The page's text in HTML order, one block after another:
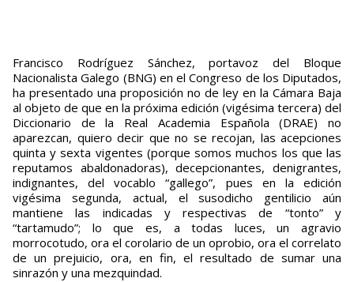
Francisco Rodríguez Sánchez, portavoz del Bloque
Nacionalista Galego (BNG) en el Congreso de los Diputados,
ha presentado una proposición no de ley en la Cámara Baja
al objeto de que en la próxima edición (vigésima tercera) del
Diccionario de la Real Academia Española (DRAE) no
aparezcan, quiero decir que no se recojan, las acepciones
quinta y sexta vigentes (porque somos muchos los que las
reputamos abaldonadoras), decepcionantes, denigrantes,
indignantes, del vocablo “gallego”, pues en la edición
vigésima segunda, actual, el susodicho gentilicio aún
mantiene las indicadas y respectivas de “tonto” y
“tartamudo”; lo que es, a todas luces, un agravio
morrocotudo, ora el corolario de un oprobio, ora el correlato
de un prejuicio, ora, en fin, el resultado de sumar una
sinrazón y una mezquindad.